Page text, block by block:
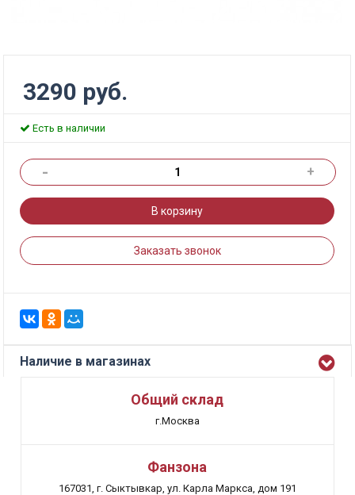
3290 руб.
Есть в наличии
- +
В корзину
Заказать звонок
Наличие в магазинах
Общий склад
г.Москва
Фанзона
167031, г. Сыктывкар, ул. Карла Маркса, дом 191